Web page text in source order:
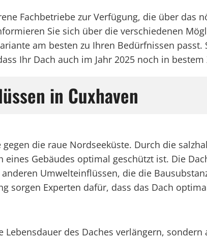
Fachbetriebe zur Verfügung, die über das
Sie sich über die verschiedenen
am besten zu Ihren Bedürfnissen passt.
Ihr Dach auch im Jahr 2025 noch in bestem
in Cuxhaven
die raue Nordseeküste. Durch die
Gebäudes optimal geschützt ist. Die
Umwelteinflüssen, die die
Experten dafür, dass das Dach
des Daches verlängern, sondern